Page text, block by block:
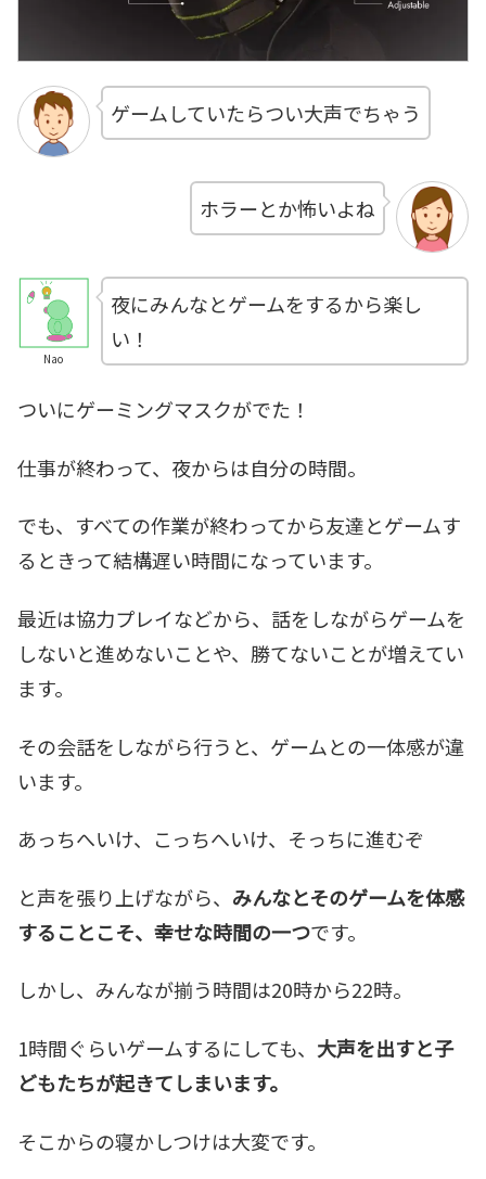
ゲームしていたらつい大声でちゃう
ホラーとか怖いよね
Nao
夜にみんなとゲームをするから楽し
い！
ついにゲーミングマスクがでた！
仕事が終わって、夜からは自分の時間。
でも、すべての作業が終わってから友達とゲームす
るときって結構遅い時間になっています。
最近は協力プレイなどから、話をしながらゲームを
しないと進めないことや、勝てないことが増えてい
ます。
その会話をしながら行うと、ゲームとの一体感が違
います。
あっちへいけ、こっちへいけ、そっちに進むぞ
と声を張り上げながら、 みんなとそのゲームを体感
することこそ、幸せな時間の一つです。
しかし、みんなが揃う時間は20時から22時。
1時間ぐらいゲームするにしても、 大声を出すと子
どもたちが起きてしまいます。
そこからの寝かしつけは大変です。